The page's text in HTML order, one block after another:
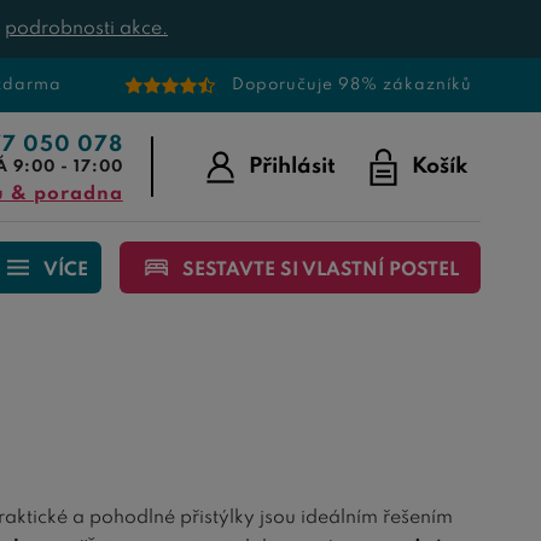
podrobnosti akce.
Doporučuje 98% zákazníků
050 078
9:00 - 17:00
& poradna
Přihlásit Košík
VÍCE SESTAVTE SI VLASTNÍ POSTEL
a pohodlné přistýlky jsou ideálním řešením